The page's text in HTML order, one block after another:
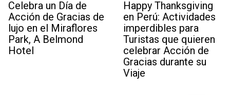
Celebra un Día de
Acción de Gracias de
lujo en el Miraflores
Park, A Belmond
Hotel
Happy Thanksgiving
en Perú: Actividades
imperdibles para
Turistas que quieren
celebrar Acción de
Gracias durante su
Viaje